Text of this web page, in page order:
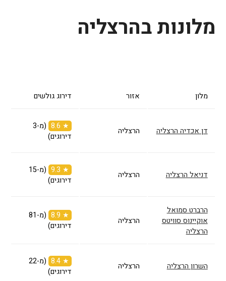
מלונות בהרצליה
מלון אזור דירוג גולשים
דן אכדיה הרצליה הרצליה ★ 8.6
(מ-3
דירוגים)
דניאל הרצליה הרצליה ★ 9.3
(מ-15
דירוגים)
הרברט סמואל
אוקיינוס סוויטס
הרצליה
הרצליה
★ 8.9
(מ-81
דירוגים)
השרון הרצליה הרצליה ★ 8.4
(מ-22
דירוגים)